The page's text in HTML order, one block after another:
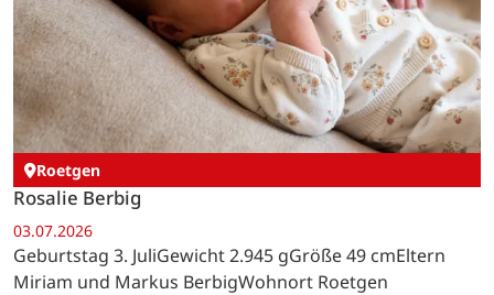
Roetgen
Rosalie Berbig
03.07.2026
Geburtstag 3. JuliGewicht 2.945 gGröße 49 cmEltern
Miriam und Markus BerbigWohnort Roetgen